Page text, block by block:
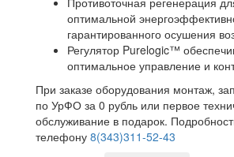
оптимальной
гарантированного осушения
Регулятор Purelogic™
оптимальное управление и
При заказе оборудования монтаж,
по УрФО за 0 рубль или первое
обслуживание в подарок.
телефону 8(343)311-52-43